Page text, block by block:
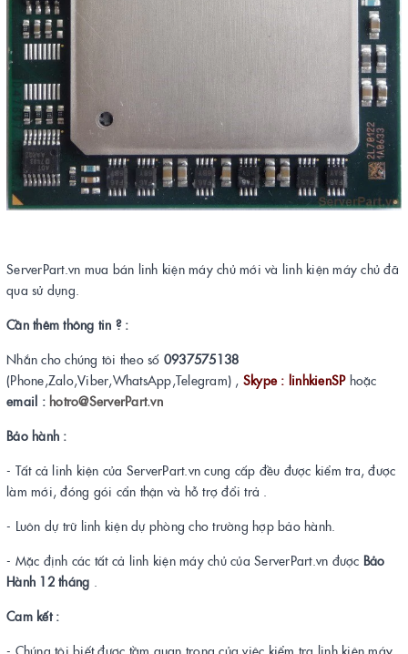
ServerPart.vn mua bán linh kiện máy chủ mới và linh kiện máy chủ đã
qua sử dụng.
Cần thêm thông tin ? :
Nhắn cho chúng tôi theo số 0937575138
(Phone,Zalo,Viber,WhatsApp,Telegram) , Skype : linhkienSPhoặc
email : hotro@ServerPart.vn
Bảo hành :
- Tất cả linh kiện của ServerPart.vn cung cấp đều được kiểm tra, được
làm mới, đóng gói cẩn thận và hỗ trợ đổi trả .
- Luôn dự trữ linh kiện dự phòng cho trường hợp bảo hành.
- Mặc định các tất cả linh kiện máy chủ của ServerPart.vn được Bảo
Hành 12 tháng .
Cam kết :